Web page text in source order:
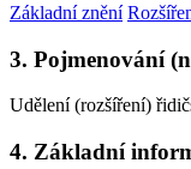
Základní znění
3. Pojmenování
Udělení (rozšíření)
4. Základní